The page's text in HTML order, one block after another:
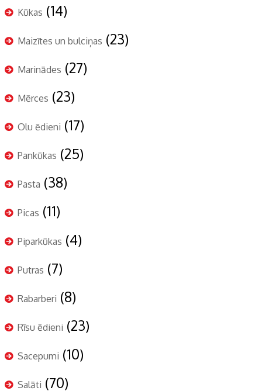
Kūkas (14)
Maizītes un bulciņas (23)
Marinādes (27)
Mērces (23)
Olu ēdieni (17)
Pankūkas (25)
Pasta (38)
Picas (11)
Piparkūkas (4)
Putras (7)
Rabarberi (8)
Rīsu ēdieni (23)
Sacepumi (10)
Salāti (70)